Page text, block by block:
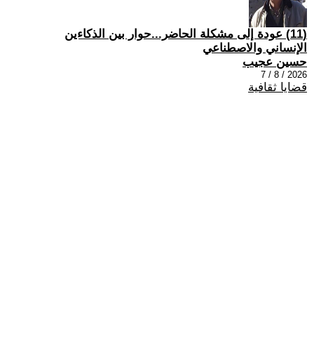
(11) عودة إلى مشكلة الحاضر...حوار بين الذكاءين
الإنساني والاصطناعي
حسين عجيب
2026 / 8 / 7
قضايا ثقافية